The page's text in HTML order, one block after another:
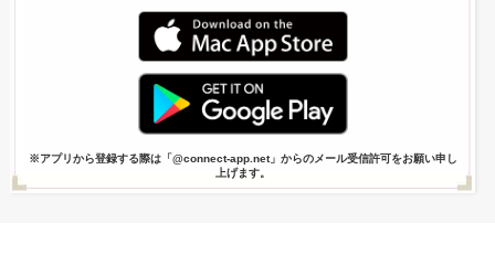
※アプリから登録する際は「@connect-app.net」からのメール受信許可をお願い申し
上げます。